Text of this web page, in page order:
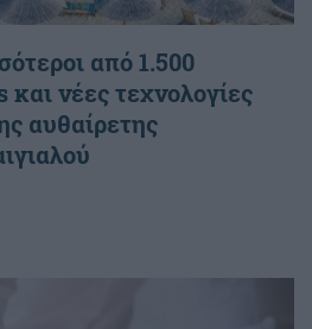
από 1.500
νέες τεχνολογίες
αυθαίρετης